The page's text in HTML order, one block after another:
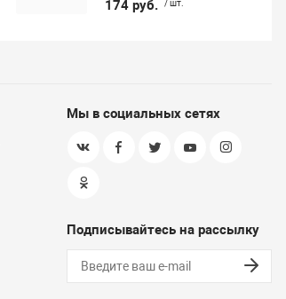
174 руб. / шт.
Мы в социальных сетях
Подписывайтесь на рассылку